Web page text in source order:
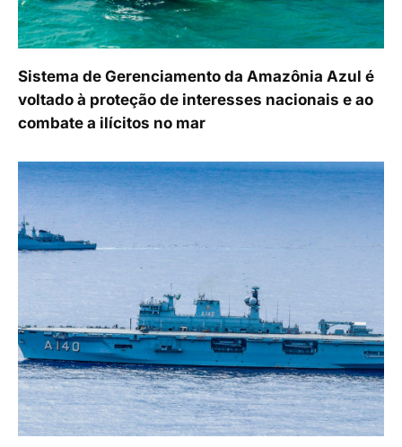
Sistema de Gerenciamento da Amazônia Azul é
voltado à proteção de interesses nacionais e ao
combate a ilícitos no mar